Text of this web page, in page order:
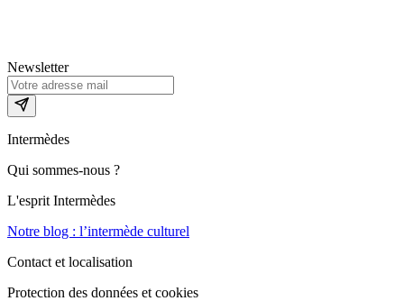
Newsletter
Intermèdes
Qui sommes-nous ?
L'esprit Intermèdes
Notre blog : l’intermède culturel
Contact et localisation
Protection des données et cookies